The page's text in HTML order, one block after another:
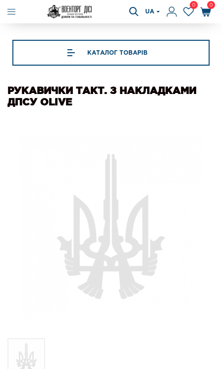
UA
0 0
КАТАЛОГ ТОВАРІВ
РУКАВИЧКИ ТАКТ. З НАКЛАДКАМИ
ДПСУ OLIVE